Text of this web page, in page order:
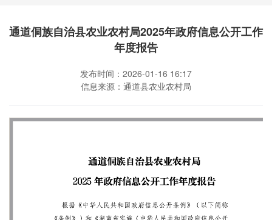
通道侗族自治县农业农村局2025年政府信息公开工作
年度报告
发布时间：2026-01-16 16:17
信息来源：通道县农业农村局